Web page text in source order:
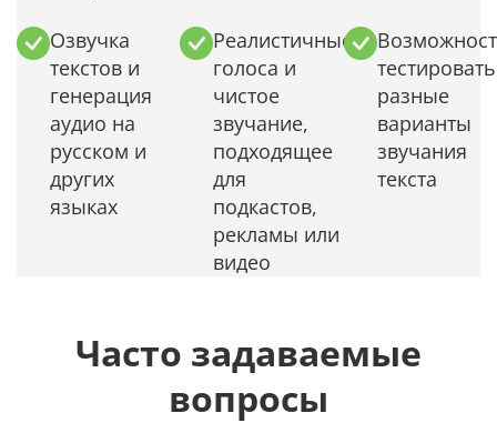
Озвучка
текстов и
генерация
аудио на
русском и
других
языках
Реалистичные
голоса и
чистое
звучание,
подходящее
для
подкастов,
рекламы или
видео
тестировать
разные
варианты
звучания
текста
Часто задаваемые
вопросы